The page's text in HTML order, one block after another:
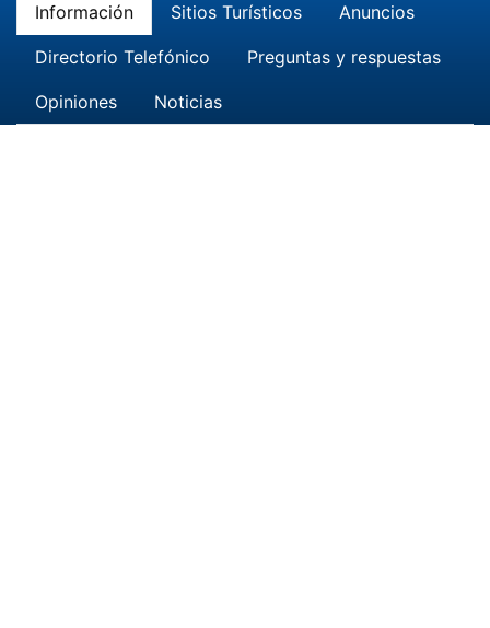
Información Sitios Turísticos Anuncios
Directorio Telefónico Preguntas y respuestas
Opiniones Noticias